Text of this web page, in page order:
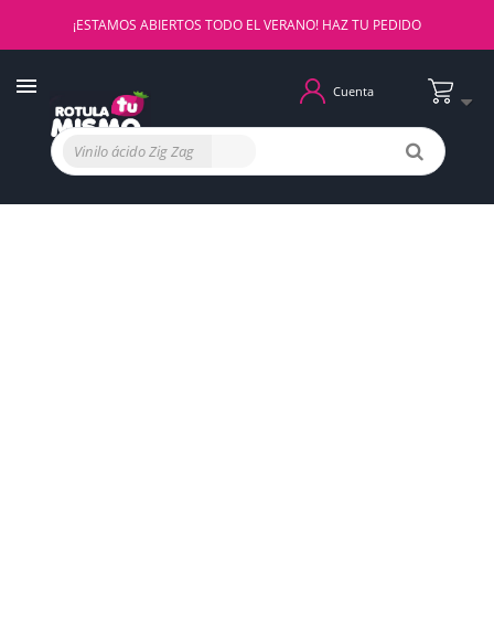
¡ESTAMOS ABIERTOS TODO EL VERANO! HAZ TU PEDIDO
Cuenta